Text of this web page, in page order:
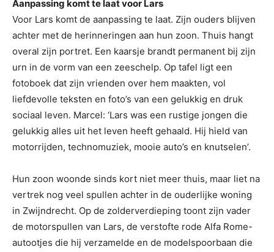
Aanpassing komt te laat voor Lars
Voor Lars komt de aanpassing te laat. Zijn ouders blijven
achter met de herinneringen aan hun zoon. Thuis hangt
overal zijn portret. Een kaarsje brandt permanent bij zijn
urn in de vorm van een zeeschelp. Op tafel ligt een
fotoboek dat zijn vrienden over hem maakten, vol
liefdevolle teksten en foto’s van een gelukkig en druk
sociaal leven. Marcel: ‘Lars was een rustige jongen die
gelukkig alles uit het leven heeft gehaald. Hij hield van
motorrijden, technomuziek, mooie auto’s en knutselen’.
Hun zoon woonde sinds kort niet meer thuis, maar liet na
vertrek nog veel spullen achter in de ouderlijke woning
in Zwijndrecht. Op de zolderverdieping toont zijn vader
de motorspullen van Lars, de verstofte rode Alfa Rome-
autootjes die hij verzamelde en de modelspoorbaan die